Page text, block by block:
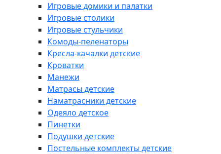
Игровые домики и палатки
Игровые столики
Игровые стульчики
Комоды-пеленаторы
Кресла-качалки детские
Кроватки
Манежи
Матрасы детские
Наматрасники детские
Одеяло детское
Пинетки
Подушки детские
Постельные комплекты детские